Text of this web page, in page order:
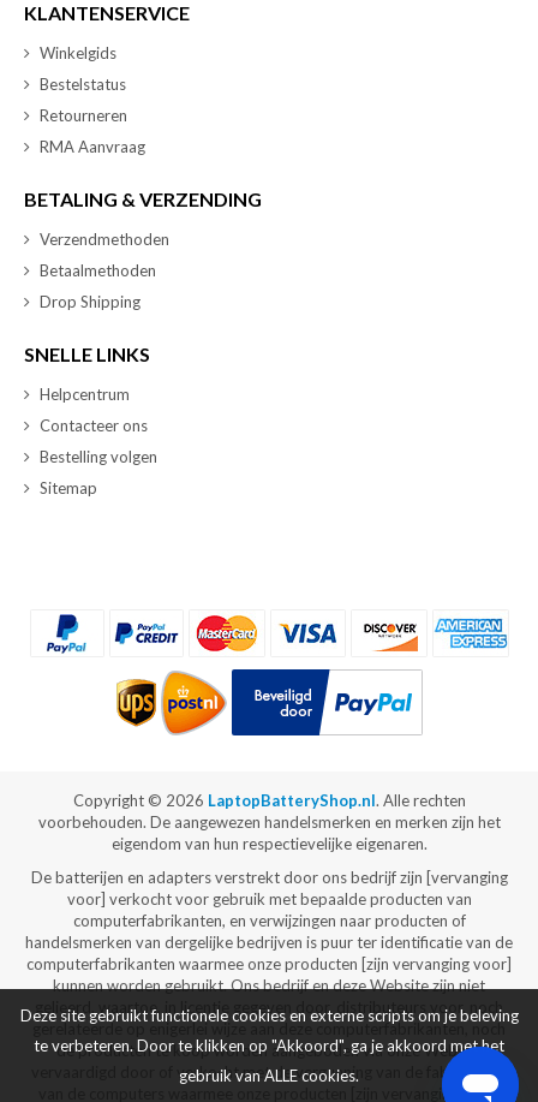
KLANTENSERVICE
Winkelgids
Bestelstatus
Retourneren
RMA Aanvraag
BETALING & VERZENDING
Verzendmethoden
Betaalmethoden
Drop Shipping
SNELLE LINKS
Helpcentrum
Contacteer ons
Bestelling volgen
Sitemap
Copyright © 2026 LaptopBatteryShop.nl. Alle rechten
voorbehouden. De aangewezen handelsmerken en merken zijn het
eigendom van hun respectievelijke eigenaren.
De batterijen en adapters verstrekt door ons bedrijf zijn [vervanging
voor] verkocht voor gebruik met bepaalde producten van
computerfabrikanten, en verwijzingen naar producten of
handelsmerken van dergelijke bedrijven is puur ter identificatie van de
computerfabrikanten waarmee onze producten [zijn vervanging voor]
kunnen worden gebruikt. Ons bedrijf en deze Website zijn niet
gelieerd, waartoe, in licentie gegeven door, distributeurs voor, noch
gerelateerde op enigerlei wijze aan deze computerfabrikanten, noch
de producten te koop worden aangeboden via onze Website
vervaardigd door of verkocht met de vergunning van de fabrikanten
van de computers waarmee onze producten [zijn vervanging voor]
Deze site gebruikt functionele cookies en externe scripts om je beleving
te verbeteren. Door te klikken op "Akkoord", ga je akkoord met het
gebruik van ALLE cookies.